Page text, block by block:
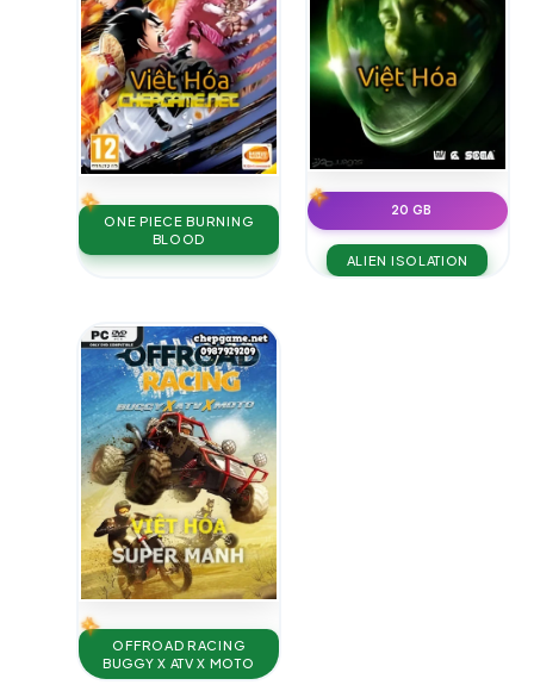
ONE PIECE BURNING
BLOOD
20 GB
ALIEN ISOLATION
OFFROAD RACING
BUGGY X ATV X MOTO